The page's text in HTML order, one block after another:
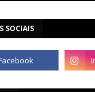
SOCIAIS